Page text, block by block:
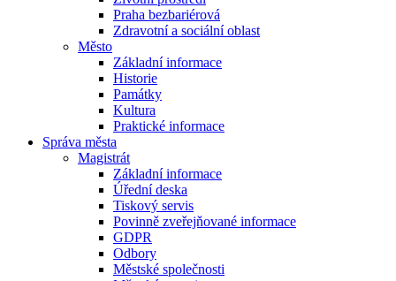
Praha bezbariérová
Zdravotní a sociální oblast
Město
Základní informace
Historie
Památky
Kultura
Praktické informace
Správa města
Magistrát
Základní informace
Úřední deska
Tiskový servis
Povinně zveřejňované informace
GDPR
Odbory
Městské společnosti